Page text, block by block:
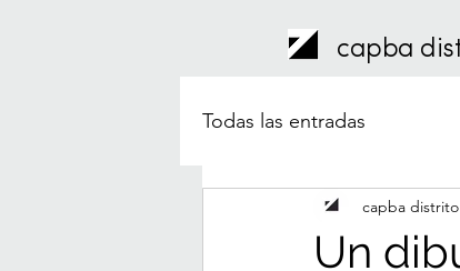
capba
Todas las entradas
Un
capba